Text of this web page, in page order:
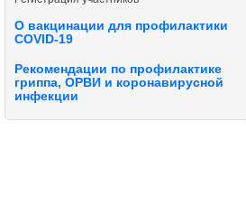
О вакцинации для профилактики
COVID-19
Рекомендации по профилактике
гриппа, ОРВИ и коронавирусной
инфекции